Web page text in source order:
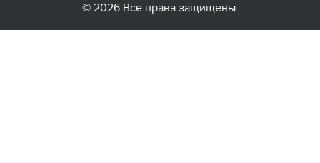
© 2026 Все права защищены.